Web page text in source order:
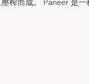
榨而成。 Paneer 是